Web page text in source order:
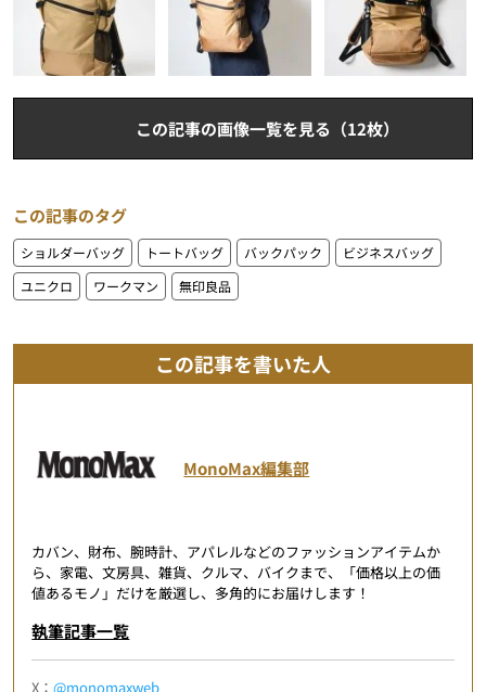
この記事の画像一覧を見る（12枚）
この記事のタグ
ショルダーバッグ トートバッグ バックパック
ビジネスバッグ
ユニクロ
ワークマン 無印良品
この記事を書いた人
MonoMax編集部
カバン、財布、腕時計、アパレルなどのファッションアイテムか
ら、家電、文房具、雑貨、クルマ、バイクまで、「価格以上の価
値あるモノ」だけを厳選し、多角的にお届けします！
執筆記事一覧
X：@monomaxweb